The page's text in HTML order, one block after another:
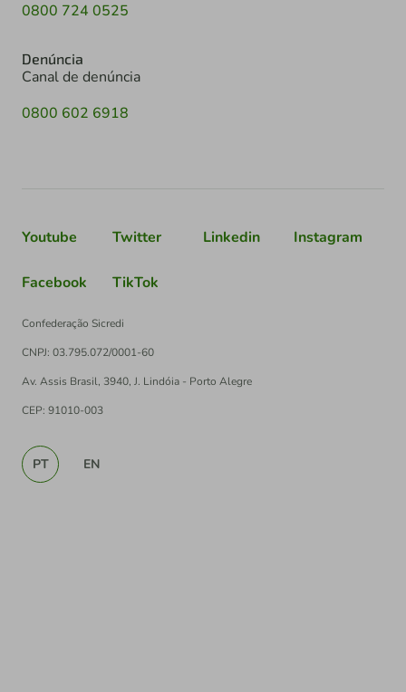
0800 724 0525
Denúncia
Canal de denúncia
0800 602 6918
Youtube Twitter Linkedin Instagram
Facebook TikTok
Confederação Sicredi
CNPJ: 03.795.072/0001-60
Av. Assis Brasil, 3940, J. Lindóia - Porto Alegre
CEP: 91010-003
PT EN